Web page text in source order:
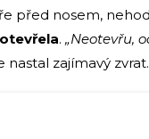
před nosem,
. „Neotevřu,
nastal zajímavý zvrat.